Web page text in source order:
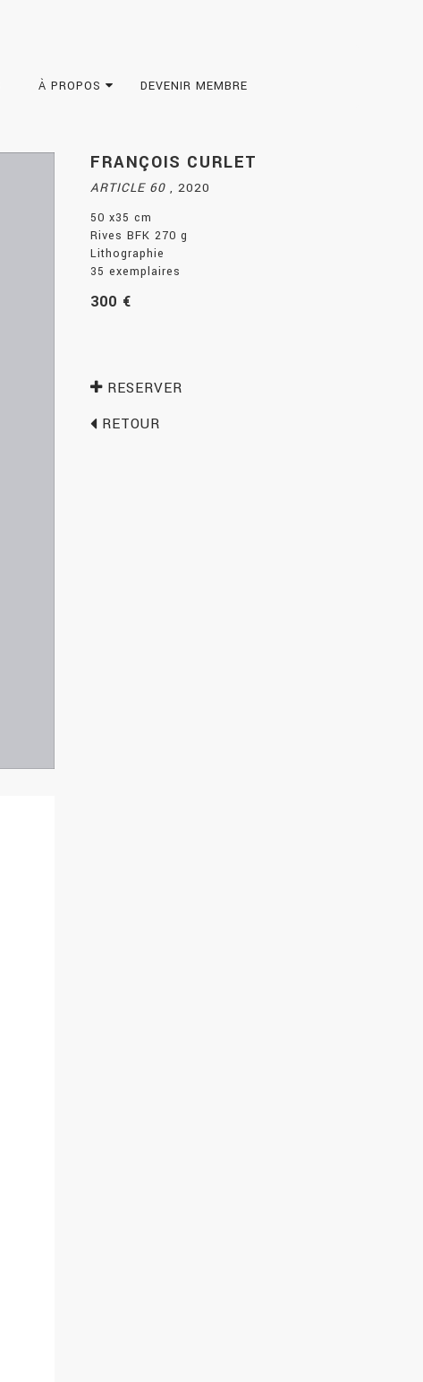
À PROPOS DEVENIR MEMBRE
FRANÇOIS CURLET
ARTICLE 60 , 2020
50 x35 cm
Rives BFK 270 g
Lithographie
35 exemplaires
300 €
RESERVER
RETOUR